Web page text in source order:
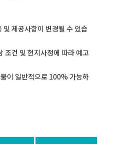
및 제공사항이 변경될 수 있습
조건 및 현지사정에 따라 예고
이 일반적으로 100% 가능하